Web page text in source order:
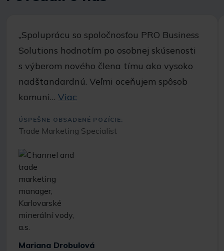
,,Spoluprácu so spoločnosťou PRO Business
Solutions hodnotím po osobnej skúsenosti
s výberom nového člena tímu ako vysoko
nadštandardnú. Veľmi oceňujem spôsob
komuni… Viac
ÚSPEŠNE OBSADENÉ POZÍCIE:
Trade Marketing Specialist
Mariana Drobulová